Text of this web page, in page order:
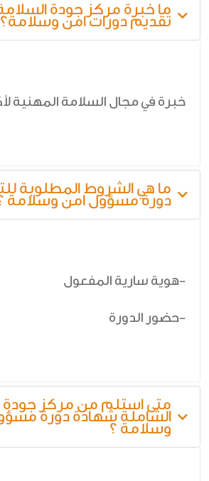
ما خبرة مركز جودة
تقديم دورات امن وسلامة؟
خبرة في مجال السلامة المهنية لأكثر
ما هي الشروط المطلوبة
دورة مسؤول امن وسلامة
-هوية سارية المفعول
-حضور الدورة
متى استلم من مركز جودة
الشاملة شهادة دورة
وسلامة ؟